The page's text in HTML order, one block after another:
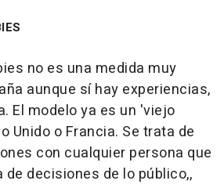
no es una medida muy
aunque sí hay experiencias,
El modelo ya es un 'viejo
Unido o Francia. Se trata de
con cualquier persona que
decisiones de lo público,,